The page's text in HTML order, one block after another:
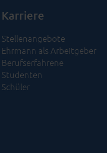
Karriere
Stellenangebote
Ehrmann als Arbeitgeber
Berufserfahrene
Studenten
Schüler